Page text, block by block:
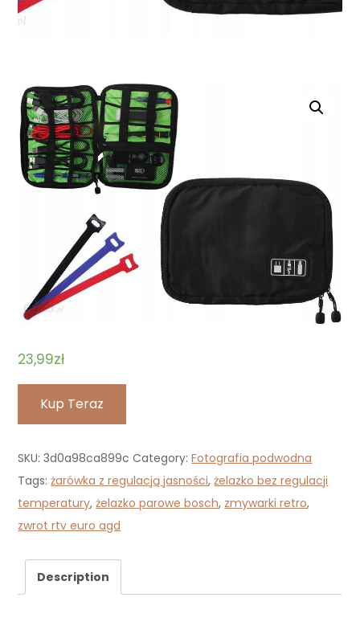
23,99zł
Kup Teraz
SKU:3d0a98ca899c Category:Fotografia podwodna
Tags:żarówka z regulacją jasności,żelazko bez regulacji
temperatury,żelazko parowe bosch, zmywarki retro,
zwrot rtv euro agd
Description